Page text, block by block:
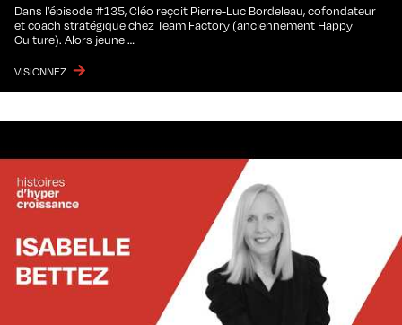
Dans l’épisode #135, Cléo reçoit Pierre-Luc Bordeleau, cofondateur
et coach stratégique chez Team Factory (anciennement Happy
Culture). Alors jeune …
VISIONNEZ